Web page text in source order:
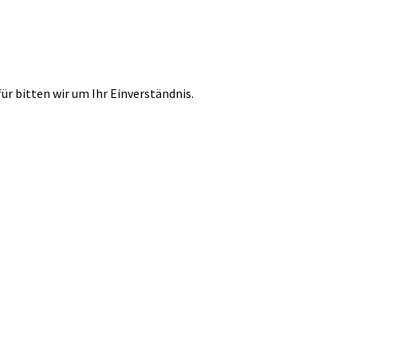
bitten wir um Ihr Einverständnis.